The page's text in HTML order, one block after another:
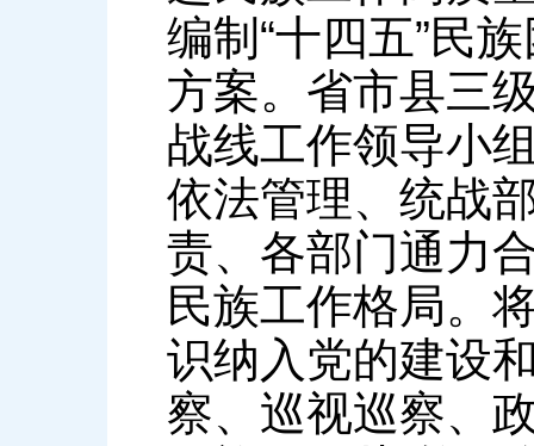
编制“十四五”民
方案。省市县三
战线工作领导小
依法管理、统战
责、各部门通力
民族工作格局。
识纳入党的建设
察、巡视巡察、